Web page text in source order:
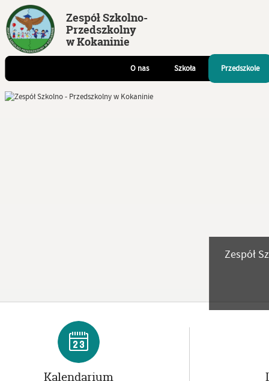
Zespół Szkolno-
Przedszkolny
w Kokaninie
O nas Szkoła Przedszkole
Zespół
Kalendarium